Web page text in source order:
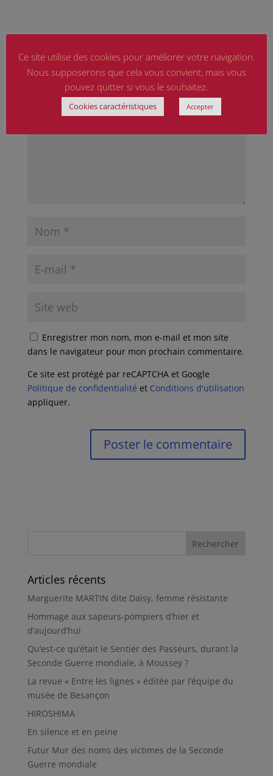
Poster le commentaire
Votre adresse e-mail ne sera pas publiée. Les
champs obligatoires sont indiqués avec*
Enregistrer mon nom, mon e-mail et mon site
dans le navigateur pour mon prochain commentaire.
Ce site est protégé par reCAPTCHA et Google
Politique de confidentialité et Conditions d'utilisation
appliquer.
Articles récents
Marguerite MARTIN dite Daisy, femme résistante
Hommage aux sapeurs-pompiers d’hier et
d’aujourd’hui
Qu’est-ce qu’était le Sentier des Passeurs, durant la
Seconde Guerre mondiale, à Moussey ?
La revue « Entre les lignes » éditée par l’équipe du
musée de Besançon
HIROSHIMA
En silence et en peine
Futur Mur des noms des victimes de la Seconde
Guerre mondiale
Ce site utilise des cookies pour améliorer votre navigation.
Nous supposerons que cela vous convient, mais vous
pouvez quitter si vous le souhaitez.
Cookies caractéristiques Accepter